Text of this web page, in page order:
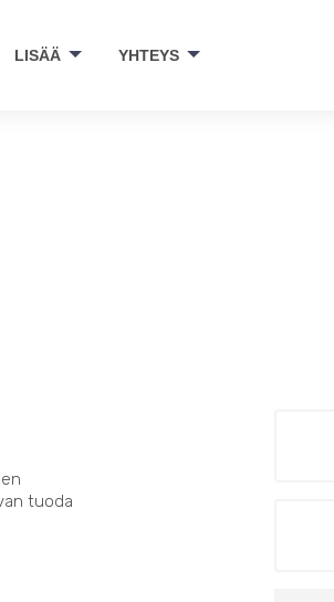
LISÄÄ YHTEYS
tuoda